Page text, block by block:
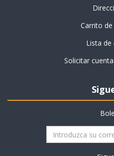
Carrito
Lista de
Solicitar